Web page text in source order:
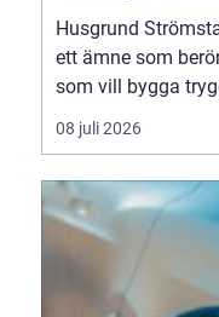
boende vid
Husgrund
ett ämne som
som vill bygga
och långsiktigt nära
havet. Närheten till
och bergig terräng
höga krav på både
08 juli 2026